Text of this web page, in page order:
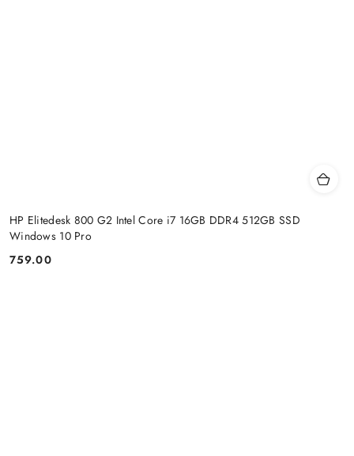
HP Elitedesk 800 G2 Intel Core i7 16GB DDR4 512GB SSD
Windows 10 Pro
Price:
759.00